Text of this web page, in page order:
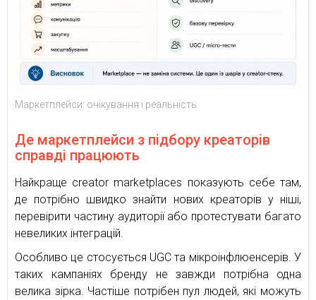
Маркетплейси: очікування і реальність
Де маркетплейси з підбору креаторів
справді працюють
Найкраще creator marketplaces показують себе там,
де потрібно швидко знайти нових креаторів у ніші,
перевірити частину аудиторії або протестувати багато
невеликих інтеграцій.
Особливо це стосується UGC та мікроінфлюенсерів. У
таких кампаніях бренду не завжди потрібна одна
велика зірка. Частіше потрібен пул людей, які можуть